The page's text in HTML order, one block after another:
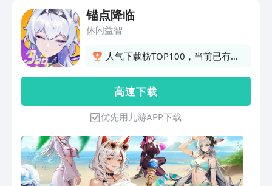
中详细了解一下了。锚点降临
休闲益智
人气下载榜TOP100，当前已有
高 速 下 载
优先用九游APP下载